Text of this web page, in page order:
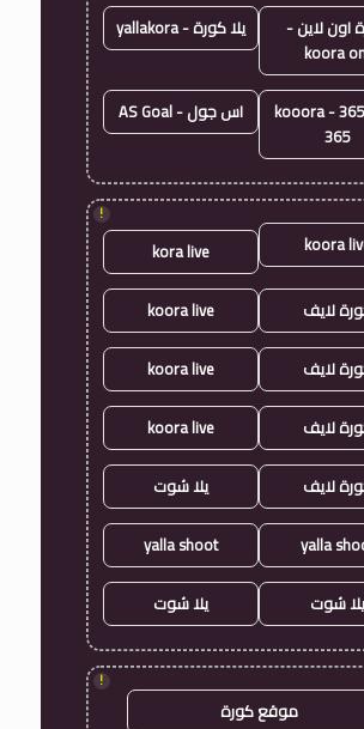
اون لاين -
koora
يلا كورة - yallakora
كورة 365 - kooora
365
اس جول - AS Goal
!
koora
kora live
لايف koora live
لايف koora live
لايف koora live
لايف يلا شوت
yalla
yalla shoot
يلا شوت يلا شوت
!
موقع كورة